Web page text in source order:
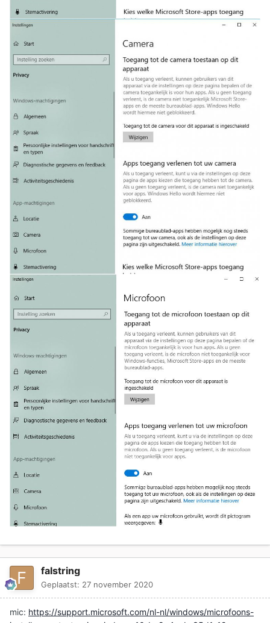
falstring
Geplaatst: 27 november 2020
mic: https://support.microsoft.com/nl-nl/windows/microfoons-